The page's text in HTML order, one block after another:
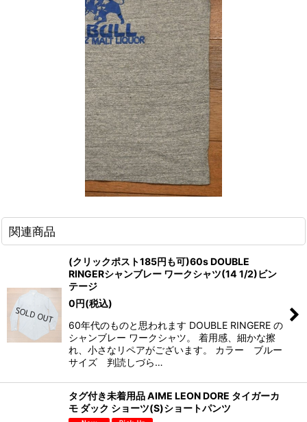
関連商品
(クリックポスト185円も可)60s DOUBLE
RINGERシャンブレー ワークシャツ(14 1/2)ビン
テージ
0円(税込)
60年代のものと思われます DOUBLE RINGERE の
シャンブレー ワークシャツ。 着用感、細かな擦
れ、小さなリペアがございます。 カラー ブルー
サイズ 判読しづら…
タグ付き未着用品 AIME LEON DORE タイガーカ
モ ダック ショーツ(S)ショートパンツ